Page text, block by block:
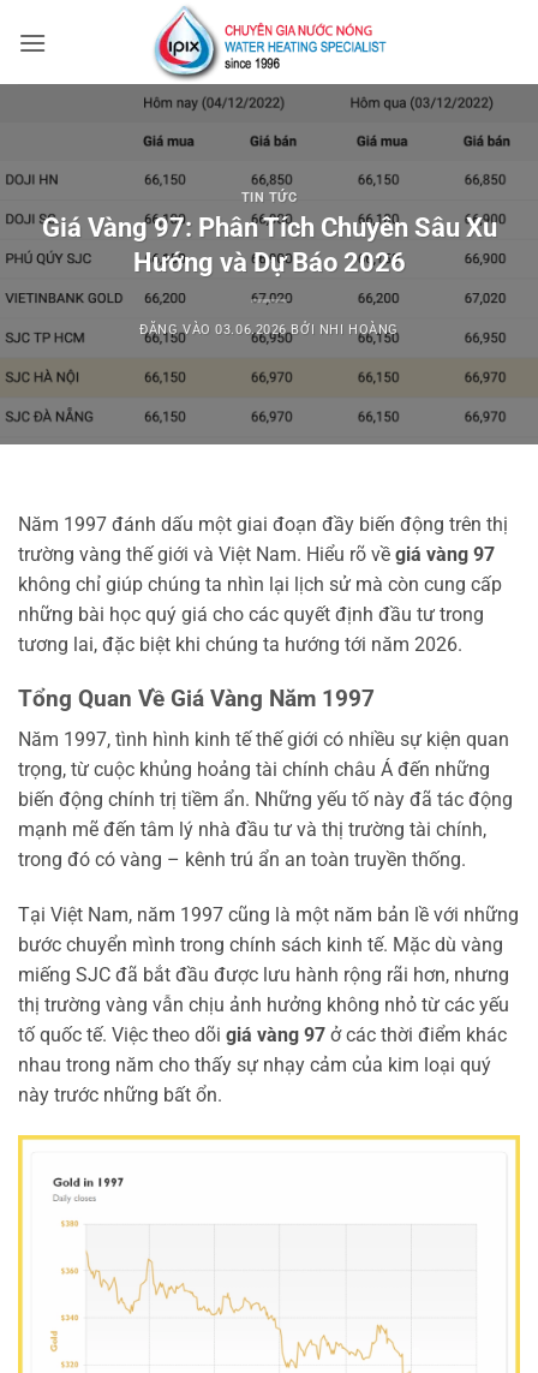
qua
TIN TỨC
Giá Vàng 97: Phân Tích Chuyên Sâu Xu
Hướng và Dự Báo 2026
ĐĂNG VÀO03.06.2026 BỞI NHI HOÀNG
Năm 1997 đánh dấu một giai đoạn đầy biến động trên thị
trường vàng thế giới và Việt Nam. Hiểu rõ về giá vàng 97
không chỉ giúp chúng ta nhìn lại lịch sử mà còn cung cấp
những bài học quý giá cho các quyết định đầu tư trong
tương lai, đặc biệt khi chúng ta hướng tới năm 2026.
Tổng Quan Về Giá Vàng Năm 1997
Năm 1997, tình hình kinh tế thế giới có nhiều sự kiện quan
trọng, từ cuộc khủng hoảng tài chính châu Á đến những
biến động chính trị tiềm ẩn. Những yếu tố này đã tác động
mạnh mẽ đến tâm lý nhà đầu tư và thị trường tài chính,
trong đó có vàng – kênh trú ẩn an toàn truyền thống.
Tại Việt Nam, năm 1997 cũng là một năm bản lề với những
bước chuyển mình trong chính sách kinh tế. Mặc dù vàng
miếng SJC đã bắt đầu được lưu hành rộng rãi hơn, nhưng
thị trường vàng vẫn chịu ảnh hưởng không nhỏ từ các yếu
tố quốc tế. Việc theo dõi giá vàng 97 ở các thời điểm khác
nhau trong năm cho thấy sự nhạy cảm của kim loại quý
này trước những bất ổn.